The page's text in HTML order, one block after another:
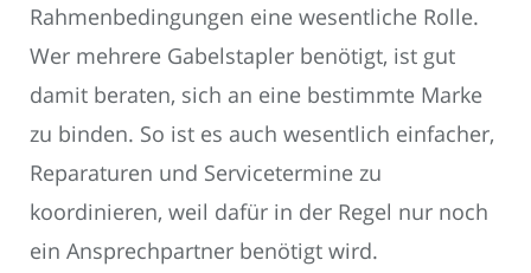
Rahmenbedingungen eine wesentliche Rolle.
Wer mehrere Gabelstapler benötigt, ist gut
damit beraten, sich an eine bestimmte Marke
zu binden. So ist es auch wesentlich einfacher,
Reparaturen und Servicetermine zu
koordinieren, weil dafür in der Regel nur noch
ein Ansprechpartner benötigt wird.